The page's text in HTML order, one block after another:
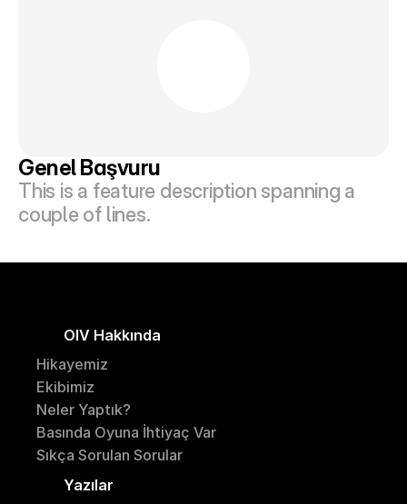
Genel Başvuru
This is a feature description spanning a
couple of lines.
OIV Hakkında
Hikayemiz
Ekibimiz
Neler Yaptık?
Basında Oyuna İhtiyaç Var
Sıkça Sorulan Sorular
Yazılar